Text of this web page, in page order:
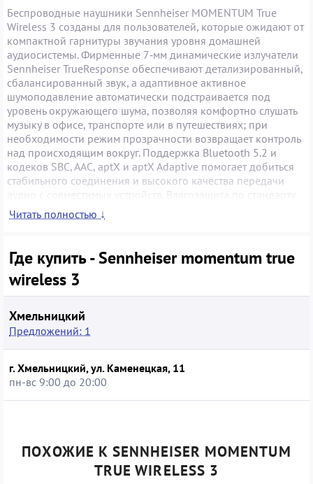
Беспроводные наушники Sennheiser MOMENTUM True
Wireless 3 созданы для пользователей, которые ожидают от
компактной гарнитуры звучания уровня домашней
аудиосистемы. Фирменные 7‑мм динамические излучатели
Sennheiser TrueResponse обеспечивают детализированный,
сбалансированный звук, а адаптивное активное
шумоподавление автоматически подстраивается под
уровень окружающего шума, позволяя комфортно слушать
музыку в офисе, транспорте или в путешествиях; при
необходимости режим прозрачности возвращает контроль
над происходящим вокруг. Поддержка Bluetooth 5.2 и
кодеков SBC, AAC, aptX и aptX Adaptive помогает добиться
стабильного соединения и высокого качества передачи
аудио с совместимых устройств. Влагозащита по стандарту
IPX4 делает модель устойчивой к поту и дождю, а сменные
амбушюры и фиксирующие ушные вставки помогают точно
до 7 часов работы, а компактный футляр с проводной и
беспроводной (Qi) зарядкой продлевает общее время
воспроизведения до 28 часов.
Читать полностью ↓
Где купить - Sennheiser momentum true
wireless 3
Хмельницкий
Предложений: 1
г. Хмельницкий, ул. Каменецкая, 11
пн-вс 9:00 до 20:00
ПОХОЖИЕ К SENNHEISER MOMENTUM
TRUE WIRELESS 3